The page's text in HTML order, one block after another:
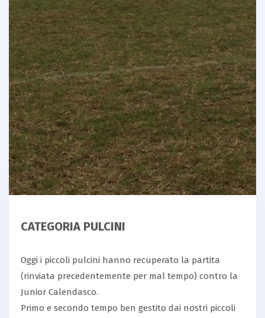
CATEGORIA PULCINI
Oggi i piccoli pulcini hanno recuperato la partita
(rinviata precedentemente per mal tempo) contro la
Junior Calendasco.
Primo e secondo tempo ben gestito dai nostri piccoli